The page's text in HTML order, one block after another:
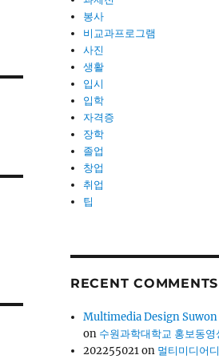
봉사
비교과프로그램
사진
생활
입시
입학
자격증
장학
졸업
창업
취업
팁
RECENT COMMENTS
Multimedia Design Suwon
on 수원과학대학교 홍보동영
202255021on 멀티미디어